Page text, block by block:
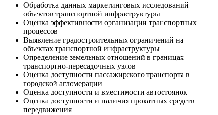
Обработка данных маркетинговых исследований
объектов транспортной инфраструктуры
Оценка эффективности организации транспортных
процессов
Выявление градостроительных ограничений на
объектах транспортной инфраструктуры
Определение земельных отношений в границах
транспортно-пересадочных узлов
Оценка доступности пассажирского транспорта в
городской агломерации
Оценка доступности и вместимости автостоянок
Оценка доступности и наличия прокатных средств
передвижения